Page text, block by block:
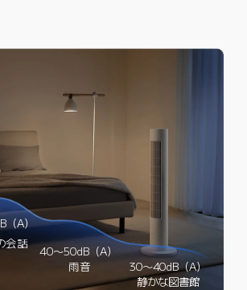
（A）
会話
40～50dB（A）
雨音
30～40dB（A）
静かな図書館